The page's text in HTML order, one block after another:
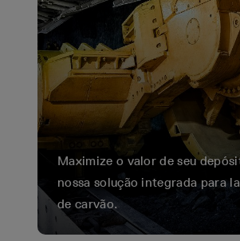
Maximize o valor de seu
nossa solução integrada para
de carvão.